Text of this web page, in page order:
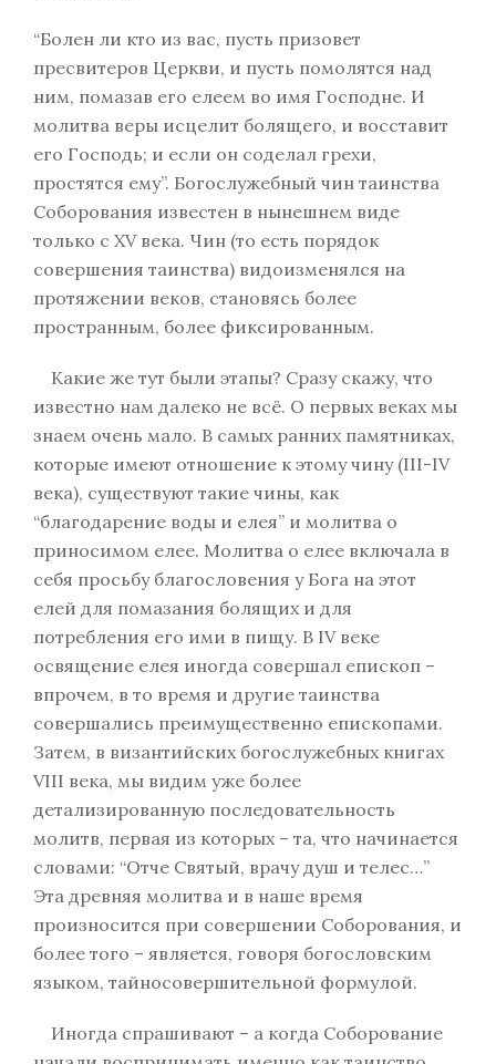
“Болен ли кто из вас, пусть призовет
пресвитеров Церкви, и пусть помолятся над
ним, помазав его елеем во имя Господне. И
молитва веры исцелит болящего, и восставит
его Господь; и если он соделал грехи,
простятся ему”. Богослужебный чин таинства
Соборования известен в нынешнем виде
только с XV века. Чин (то есть порядок
совершения таинства) видоизменялся на
протяжении веков, становясь более
пространным, более фиксированным.
Какие же тут были этапы? Сразу скажу, что
известно нам далеко не всё. О первых веках мы
знаем очень мало. В самых ранних памятниках,
которые имеют отношение к этому чину (III-IV
века), существуют такие чины, как
“благодарение воды и елея” и молитва о
приносимом елее. Молитва о елее включала в
себя просьбу благословения у Бога на этот
елей для помазания болящих и для
потребления его ими в пищу. В IV веке
освящение елея иногда совершал епископ –
впрочем, в то время и другие таинства
совершались преимущественно епископами.
Затем, в византийских богослужебных книгах
VIII века, мы видим уже более
детализированную последовательность
молитв, первая из которых – та, что начинается
словами: “Отче Святый, врачу душ и телес…”
Эта древняя молитва и в наше время
произносится при совершении Соборования, и
более того – является, говоря богословским
языком, тайносовершительной формулой.
Иногда спрашивают – а когда Соборование